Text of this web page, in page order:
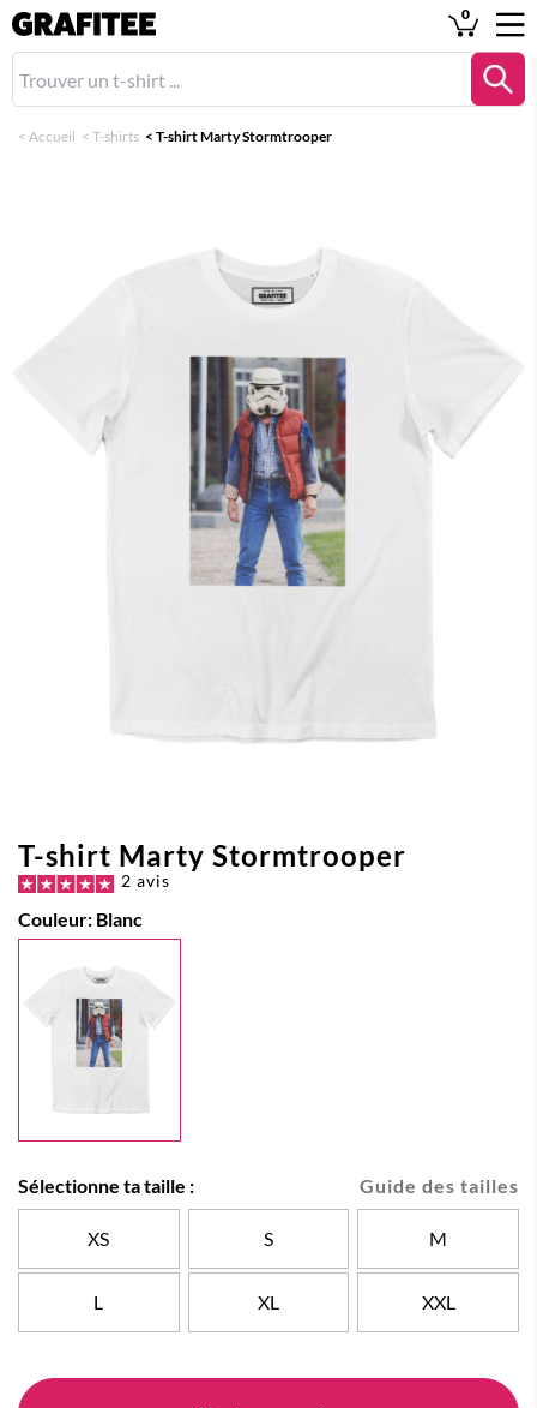
0
< Accueil < T-shirts < T-shirt Marty Stormtrooper
T-shirt Marty Stormtrooper
2 avis
Couleur: Blanc
Guide des tailles
Sélectionne ta taille :
XS S M
L XL XXL